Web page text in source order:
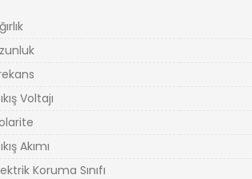
Voltajı
Akımı
Koruma Sınıfı